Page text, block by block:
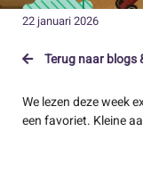
22 januari 2026
Terug naar blogs
We lezen deze week
een favoriet. Kleine